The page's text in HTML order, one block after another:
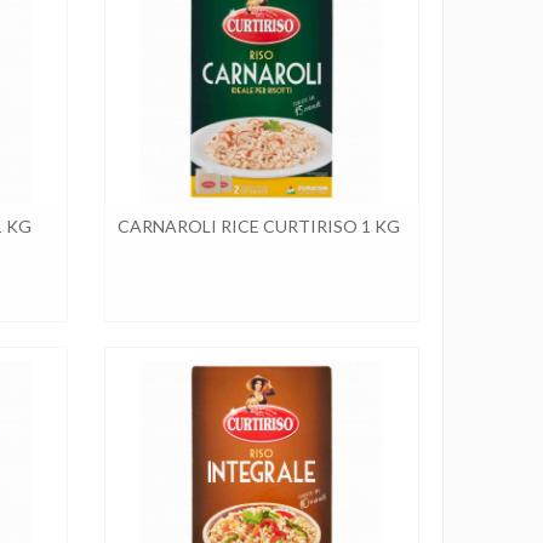
KG CARNAROLI RICE CURTIRISO 1 KG